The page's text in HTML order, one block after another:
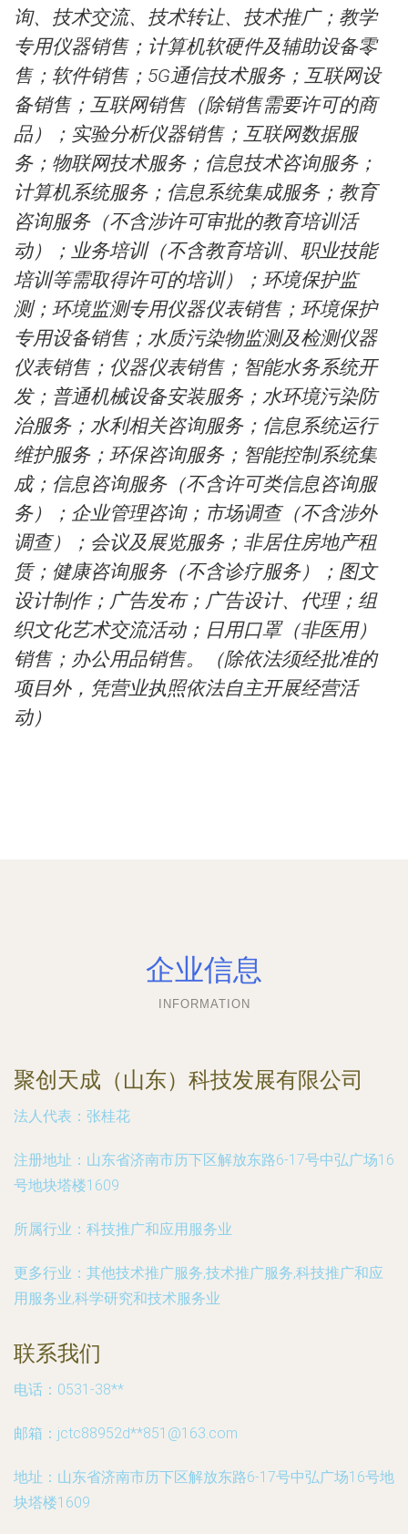
询、技术交流、技术转让、技术推广；教学
专用仪器销售；计算机软硬件及辅助设备零
售；软件销售；5G通信技术服务；互联网设
备销售；互联网销售（除销售需要许可的商
品）；实验分析仪器销售；互联网数据服
务；物联网技术服务；信息技术咨询服务；
计算机系统服务；信息系统集成服务；教育
咨询服务（不含涉许可审批的教育培训活
动）；业务培训（不含教育培训、职业技能
培训等需取得许可的培训）；环境保护监
测；环境监测专用仪器仪表销售；环境保护
专用设备销售；水质污染物监测及检测仪器
仪表销售；仪器仪表销售；智能水务系统开
发；普通机械设备安装服务；水环境污染防
治服务；水利相关咨询服务；信息系统运行
维护服务；环保咨询服务；智能控制系统集
成；信息咨询服务（不含许可类信息咨询服
务）；企业管理咨询；市场调查（不含涉外
调查）；会议及展览服务；非居住房地产租
赁；健康咨询服务（不含诊疗服务）；图文
设计制作；广告发布；广告设计、代理；组
织文化艺术交流活动；日用口罩（非医用）
销售；办公用品销售。（除依法须经批准的
项目外，凭营业执照依法自主开展经营活
动）
企业信息
INFORMATION
聚创天成（山东）科技发展有限公司
法人代表： 张桂花
注册地址： 山东省济南市历下区解放东路6-17号中弘广场16
号地块塔楼1609
所属行业： 科技推广和应用服务业
更多行业： 其他技术推广服务,技术推广服务,科技推广和应
用服务业,科学研究和技术服务业
联系我们
电话：0531-38**
邮箱：jctc88952d**851@163.com
地址：山东省济南市历下区解放东路6-17号中弘广场16号地
块塔楼1609